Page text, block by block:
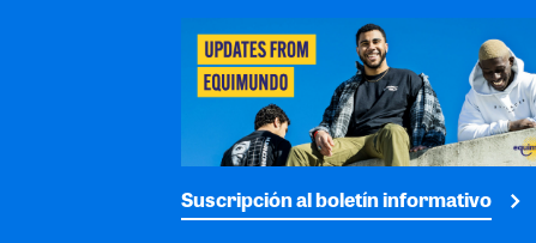
Suscripción al boletín informativo